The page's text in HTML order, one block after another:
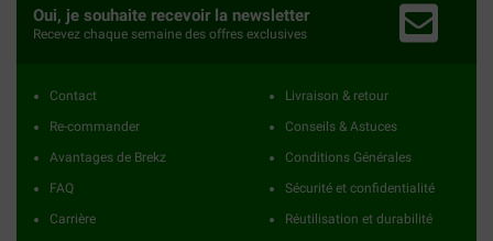
Oui, je souhaite recevoir la newsletter
Recevez chaque semaine des offres exclusives
Contact
Re-commander
Avantages de Brekz
FAQ
Carrière
Livraison & retour
Conseils & Astuces
Conditions Générales
Sécurité et confidentialité
Réutilisation et durabilité